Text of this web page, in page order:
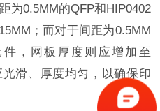
为0.5MM的QFP和HIP0402
；而对于间距为0.5MM
件，网板厚度则应增加至
滑、厚度均匀，以确保印